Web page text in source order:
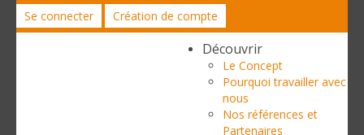
Se connecter Création de compte
Découvrir
Le Concept
Pourquoi travailler avec
nous
Nos références et
Partenaires